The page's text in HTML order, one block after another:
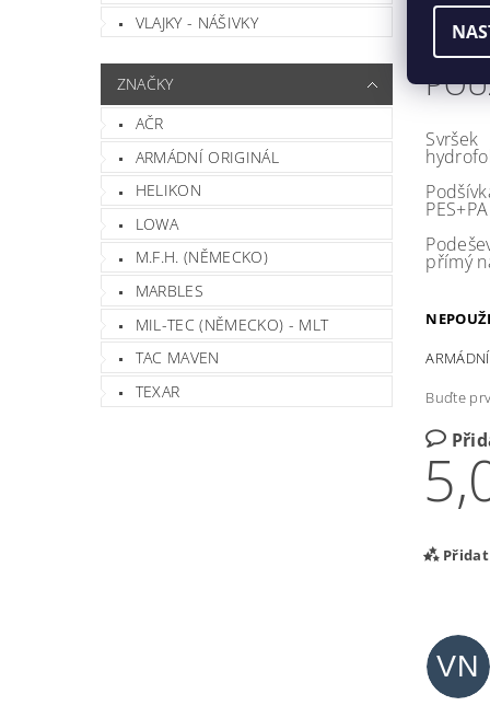
VLAJKY - NÁŠIVKY
ZNAČKY
AČR
ARMÁDNÍ ORIGINÁL
HELIKON
LOWA
M.F.H. (NĚMECKO)
MARBLES
MIL-TEC (NĚMECKO) - MLT
TAC MAVEN
TEXAR
Kvalitní
Svršek
přímý
Buďte
VN